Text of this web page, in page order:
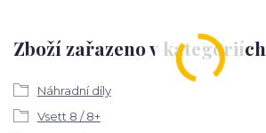
Zboží zařazeno v kategoriích
Náhradní díly
Vsett 8 / 8+